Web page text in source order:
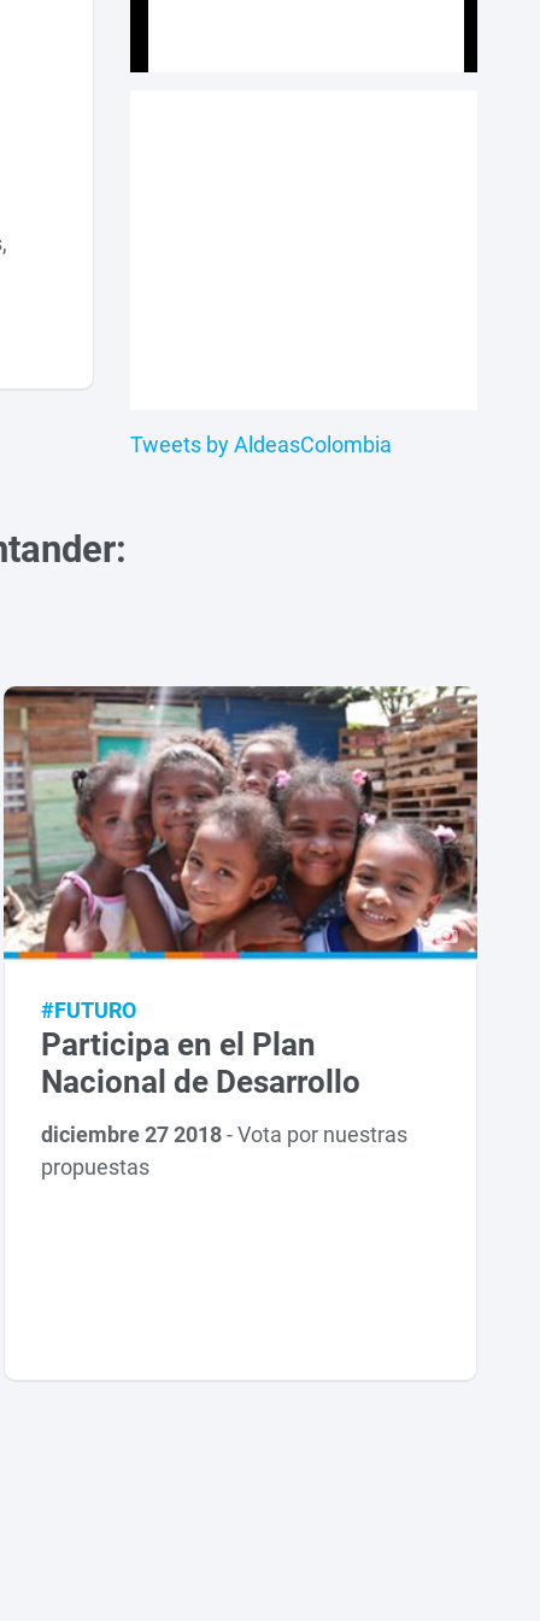
Tweets by AldeasColombia
#FUTURO
Participa en el Plan
Nacional de Desarrollo
diciembre 27 2018-Vota por nuestras
propuestas